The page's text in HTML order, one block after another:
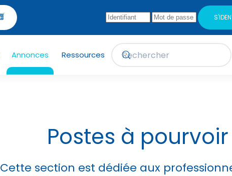
Annonces Ressources
Postes à pourvoir
Cette section est dédiée aux